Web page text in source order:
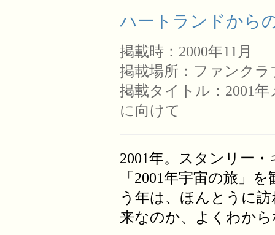
ハートランドから
掲載時：2000年11月
掲載場所：ファンク
掲載タイトル：2001
に向けて
2001年。スタンリー
「2001年宇宙の旅」
う年は、ほんとうに
来なのか、よくわか